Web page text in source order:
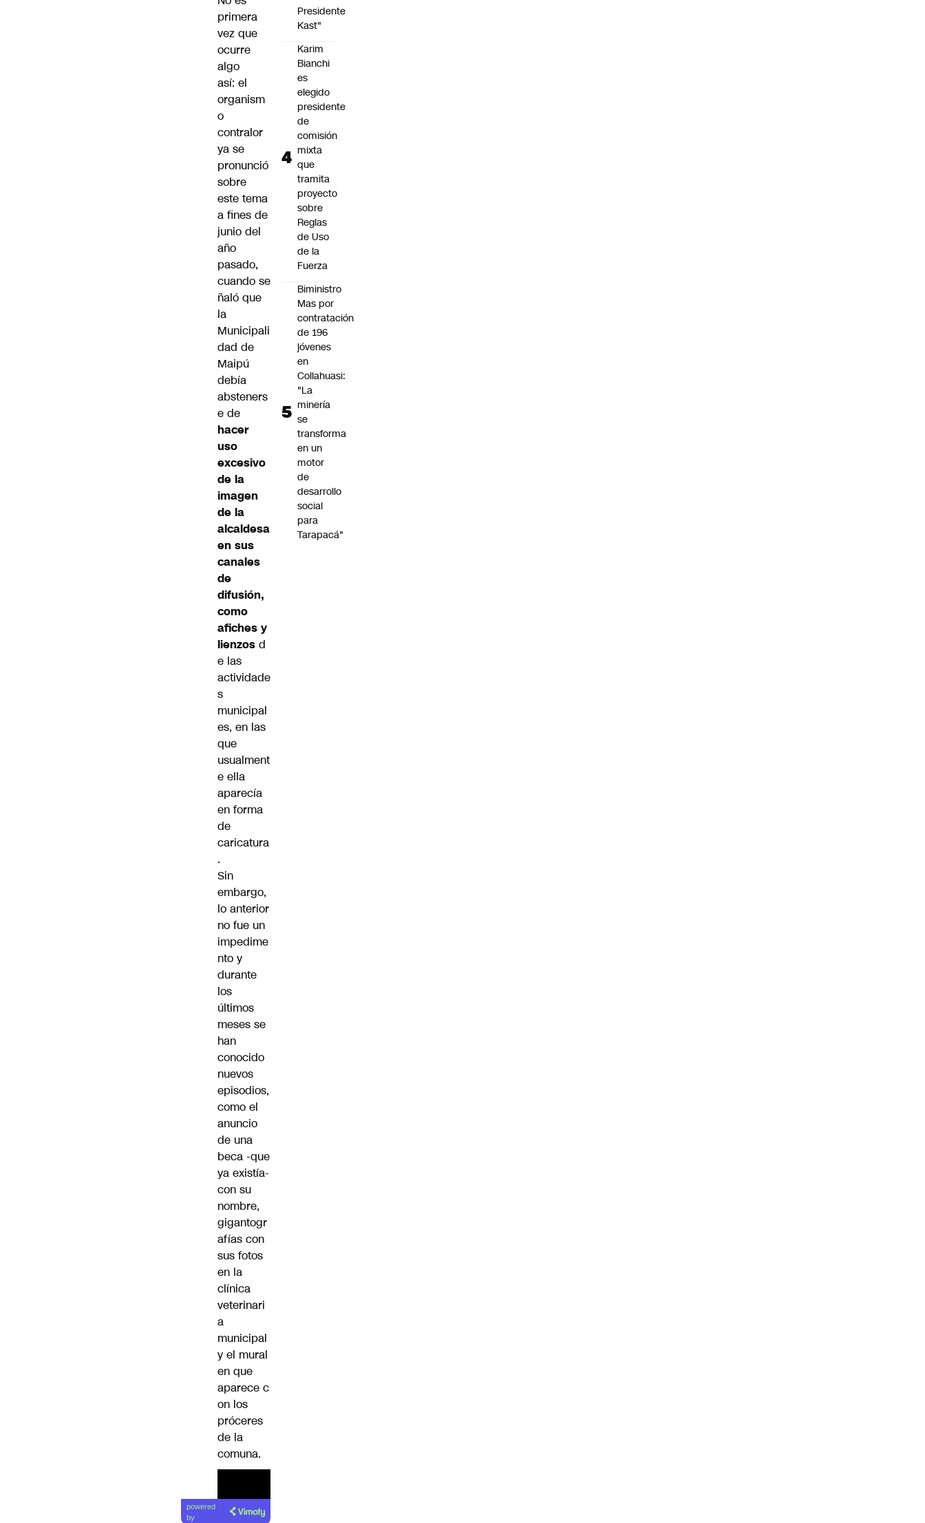
primera
vez que
ocurre
algo
así: el
organism
o
contralor
ya se
pronunció
sobre
este tema
a fines de
junio del
año
pasado,
cuando se
ñaló que
la
Municipali
dad de
Maipú
debía
absteners
e de
hacer
uso
excesivo
de la
imagen
de la
alcaldesa
en sus
canales
de
difusión,
como
afiches y
lienzos d
e las
actividade
s
municipal
es, en las
que
usualment
e ella
aparecía
en forma
de
caricatura
.
Sin
embargo,
lo anterior
no fue un
impedime
nto y
durante
los
últimos
meses se
han
conocido
nuevos
episodios,
como el
anuncio
de una
beca -que
ya existía-
con su
nombre,
gigantogr
afías con
sus fotos
en la
clínica
veterinari
a
municipal
y el mural
en que
aparece c
on los
próceres
de la
comuna.
powered
by
Presidente
Kast"
Karim
Bianchi
es
elegido
presidente
de
comisión
mixta
que
tramita
proyecto
sobre
Reglas
de Uso
de la
Fuerza
Biministro
Mas por
contratación
de 196
jóvenes
en
Collahuasi:
"La
minería
se
transforma
en un
motor
de
desarrollo
social
para
Tarapacá"